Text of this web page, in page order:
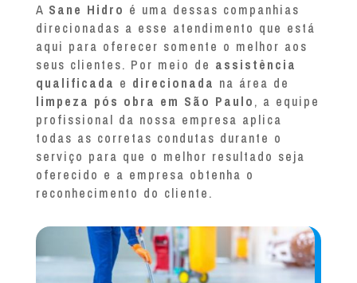
A Sane Hidro é uma dessas companhias
direcionadas a esse atendimento que está
aqui para oferecer somente o melhor aos
seus clientes. Por meio de assistência
qualificada e direcionada na área de
limpeza pós obra em São Paulo, a equipe
profissional da nossa empresa aplica
todas as corretas condutas durante o
serviço para que o melhor resultado seja
oferecido e a empresa obtenha o
reconhecimento do cliente.